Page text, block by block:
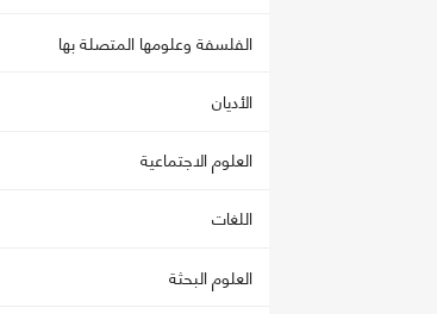
الفلسفة وعلومها المتصلة بها
الأديان
العلوم الاجتماعية
اللغات
العلوم البحثة